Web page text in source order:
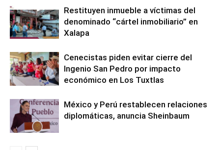
Restituyen inmueble a víctimas del
denominado “cártel inmobiliario” en
Xalapa
Cenecistas piden evitar cierre del
Ingenio San Pedro por impacto
económico en Los Tuxtlas
México y Perú restablecen relaciones
diplomáticas, anuncia Sheinbaum